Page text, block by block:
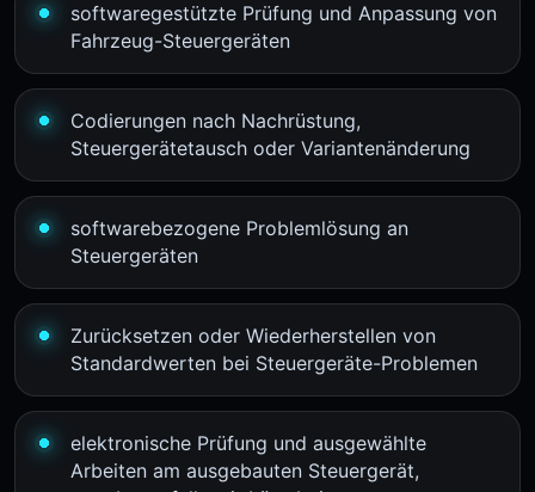
softwaregestützte Prüfung und Anpassung von
Fahrzeug-Steuergeräten
Codierungen nach Nachrüstung,
Steuergerätetausch oder Variantenänderung
softwarebezogene Problemlösung an
Steuergeräten
Zurücksetzen oder Wiederherstellen von
Standardwerten bei Steuergeräte-Problemen
elektronische Prüfung und ausgewählte
Arbeiten am ausgebauten Steuergerät,